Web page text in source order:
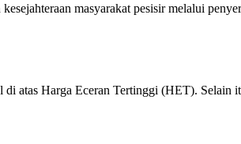
masyarakat pesisir melalui
atas Harga Eceran Tertinggi (HET). Selain